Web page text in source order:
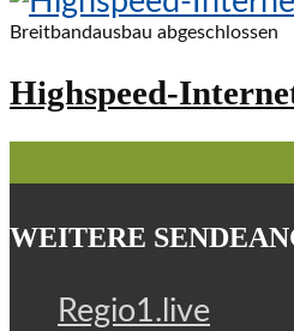
Breitbandausbau abgeschlossen
Highspeed-
WEITERE
Regio1.live